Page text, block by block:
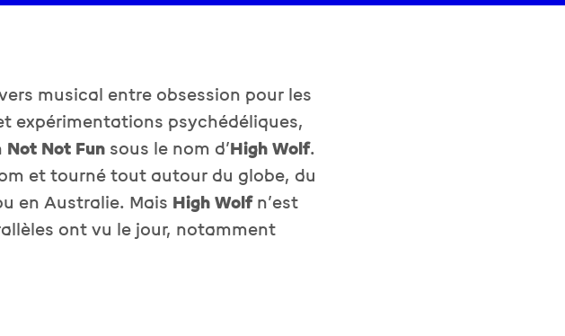
musical entre obsession pour les
expérimentations psychédéliques,
Not Not Funsous le nom d’High Wolf.
et tourné tout autour du globe, du
en Australie. Mais High Wolfn’est
ont vu le jour, notamment